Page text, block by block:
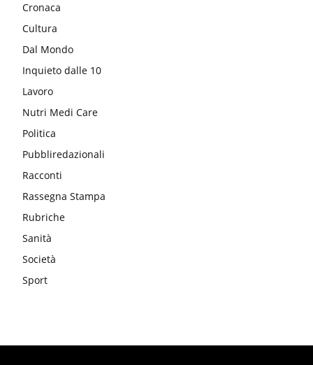
Cronaca
Cultura
Dal Mondo
Inquieto dalle 10
Lavoro
Nutri Medi Care
Politica
Pubbliredazionali
Racconti
Rassegna Stampa
Rubriche
Sanità
Società
Sport